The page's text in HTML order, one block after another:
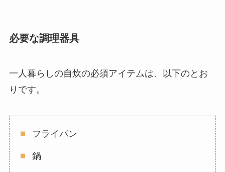
必要な調理器具
一人暮らしの自炊の必須アイテムは、以下のとお
りです。
フライパン
鍋